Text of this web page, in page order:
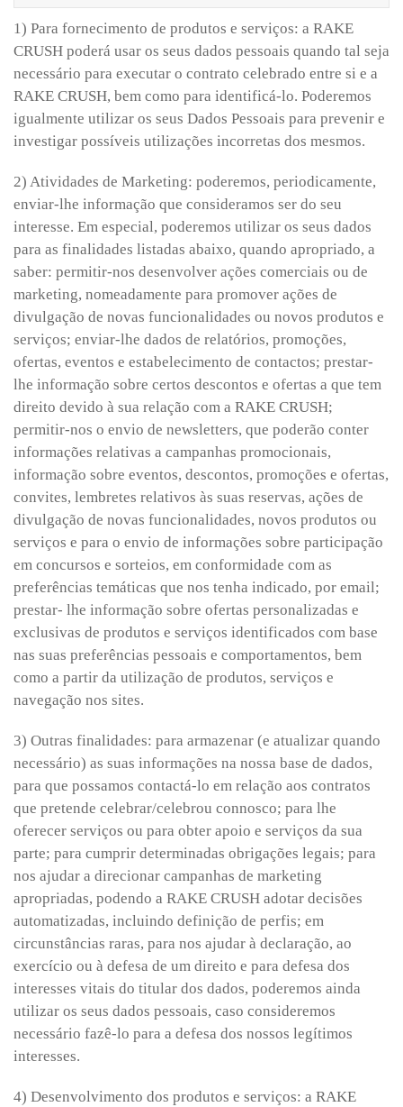
1) Para fornecimento de produtos e serviços: a RAKE
CRUSH poderá usar os seus dados pessoais quando tal seja
necessário para executar o contrato celebrado entre si e a
RAKE CRUSH, bem como para identificá-lo. Poderemos
igualmente utilizar os seus Dados Pessoais para prevenir e
investigar possíveis utilizações incorretas dos mesmos.
2) Atividades de Marketing: poderemos, periodicamente,
enviar-lhe informação que consideramos ser do seu
interesse. Em especial, poderemos utilizar os seus dados
para as finalidades listadas abaixo, quando apropriado, a
saber: permitir-nos desenvolver ações comerciais ou de
marketing, nomeadamente para promover ações de
divulgação de novas funcionalidades ou novos produtos e
serviços; enviar-lhe dados de relatórios, promoções,
ofertas, eventos e estabelecimento de contactos; prestar-
lhe informação sobre certos descontos e ofertas a que tem
direito devido à sua relação com a RAKE CRUSH;
permitir-nos o envio de newsletters, que poderão conter
informações relativas a campanhas promocionais,
informação sobre eventos, descontos, promoções e ofertas,
convites, lembretes relativos às suas reservas, ações de
divulgação de novas funcionalidades, novos produtos ou
serviços e para o envio de informações sobre participação
em concursos e sorteios, em conformidade com as
preferências temáticas que nos tenha indicado, por email;
prestar- lhe informação sobre ofertas personalizadas e
exclusivas de produtos e serviços identificados com base
nas suas preferências pessoais e comportamentos, bem
como a partir da utilização de produtos, serviços e
navegação nos sites.
3) Outras finalidades: para armazenar (e atualizar quando
necessário) as suas informações na nossa base de dados,
para que possamos contactá-lo em relação aos contratos
que pretende celebrar/celebrou connosco; para lhe
oferecer serviços ou para obter apoio e serviços da sua
parte; para cumprir determinadas obrigações legais; para
nos ajudar a direcionar campanhas de marketing
apropriadas, podendo a RAKE CRUSH adotar decisões
automatizadas, incluindo definição de perfis; em
circunstâncias raras, para nos ajudar à declaração, ao
exercício ou à defesa de um direito e para defesa dos
interesses vitais do titular dos dados, poderemos ainda
utilizar os seus dados pessoais, caso consideremos
necessário fazê-lo para a defesa dos nossos legítimos
interesses.
4) Desenvolvimento dos produtos e serviços: a RAKE